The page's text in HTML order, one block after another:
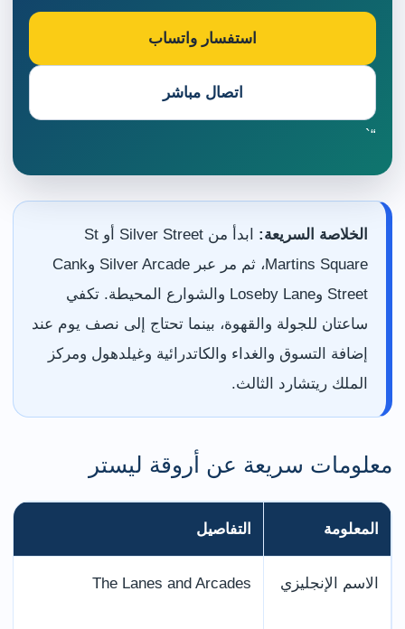
استفسار واتساب
اتصال مباشر
“`
الخلاصة السريعة:
ابدأ من Silver Street أو St
Martins Square، ثم مر عبر Silver Arcade وCank
Street وLoseby Lane والشوارع المحيطة. تكفي
ساعتان للجولة والقهوة، بينما تحتاج إلى نصف يوم عند
إضافة التسوق والغداء والكاتدرائية وغيلدهول ومركز
الملك ريتشارد الثالث.
معلومات سريعة عن أروقة ليستر
المعلومة التفاصيل
الاسم الإنجليزي The Lanes and Arcades